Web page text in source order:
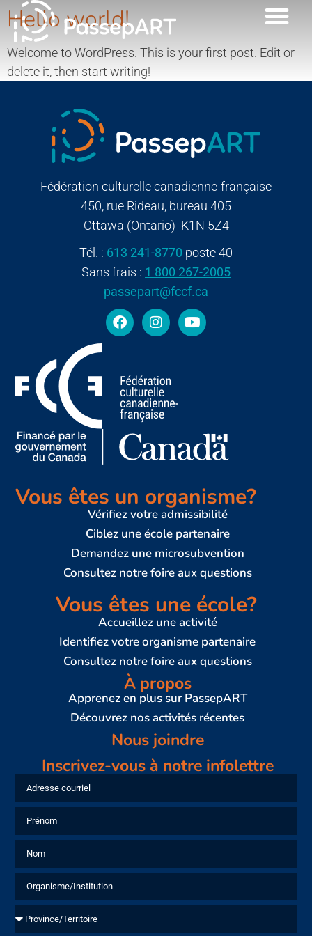
Hello world!
Welcome to WordPress. This is your first post. Edit or
delete it, then start writing!
Fédération culturelle canadienne-française
450, rue Rideau, bureau 405
Ottawa (Ontario) K1N 5Z4
Tél. : 613 241-8770 poste 40
Sans frais : 1 800 267-2005
passepart@fccf.ca
Vous êtes un organisme?
Vérifiez votre admissibilité
Ciblez une école partenaire
Demandez une microsubvention
Consultez notre foire aux questions
Vous êtes une école?
Accueillez une activité
Identifiez votre organisme partenaire
Consultez notre foire aux questions
À propos
Apprenez en plus sur PassepART
Découvrez nos activités récentes
Nous joindre
Inscrivez-vous à notre infolettre